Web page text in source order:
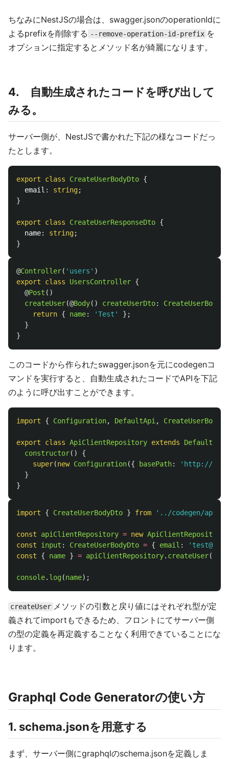
ちなみにNestJSの場合は、swagger.jsonのoperationIdに
よるprefixを削除する --remove-operation-id-prefix を
オプションに指定するとメソッド名が綺麗になります。
4. 自動生成されたコードを呼び出して
みる。
サーバー側が、NestJSで書かれた下記の様なコードだっ
たとします。
export class CreateUserBodyDto {
email : string;
}
export class CreateUserResponseDto {
name: string;
}
@Controller( ' users ' )
export
class UsersController {
@Post ()
createUser(@Body() createUserDto:
return { name: 'Test '
};
}
}
このコードから作られたswagger.jsonを元にcodegenコ
マンドを実行すると、自動生成されたコードでAPIを下記
のように呼び出すことができます。
import { Configuration, DefaultApi ,
export class ApiClientRepository extends
DefaultApi
constructor()
{
super(new Configuration({ basePath: ' http://
}
}
import { CreateUserBodyDto } from ' ../codegen/api-
const apiClientRepository = new ApiClientRepository
const
input : CreateUserBodyDto = { email : '
const
{ name } = apiClientRepository. createUser(
console. log(name);
createUser メソッドの引数と戻り値にはそれぞれ型が定
義されてimportもできるため、フロントにてサーバー側
の型の定義を再定義することなく利用できていることにな
ります。
Graphql Code Generatorの使い方
1. schema.jsonを用意する
まず、サーバー側にgraphqlのschema.jsonを定義しま